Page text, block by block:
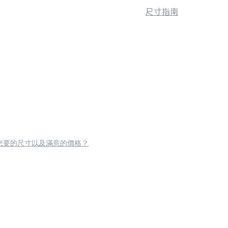
尺寸指南
要的尺寸以及滿意的價格？